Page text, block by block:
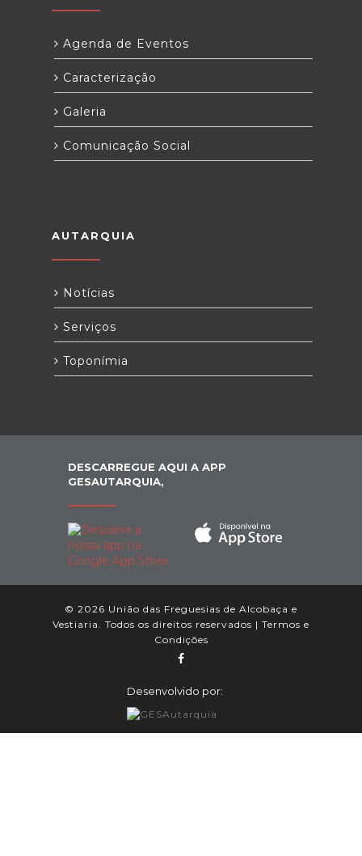
Agenda de Eventos
Caracterização
Galeria
Comunicação Social
AUTARQUIA
Notícias
Serviços
Toponímia
DESCARREGUE AQUI A APP
GESAUTARQUIA,
© 2026 União das Freguesias de Alcobaça e
Vestiaria. Todos os direitos reservados | Termos e
Condições
Desenvolvido por: